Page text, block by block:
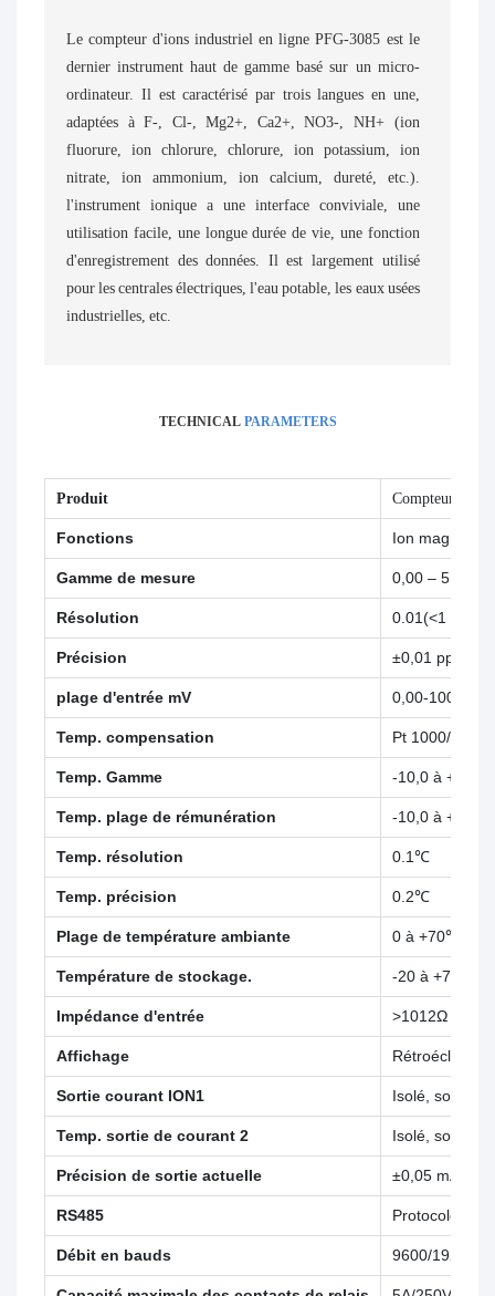
Le compteur d'ions industriel en ligne PFG-3085 est le
dernier instrument haut de gamme basé sur un micro-
ordinateur. Il est caractérisé par trois langues en une,
adaptées à F-, Cl-, Mg2+, Ca2+, NO3-, NH+ (ion
fluorure, ion chlorure, chlorure, ion potassium, ion
nitrate, ion ammonium, ion calcium, dureté, etc.).
l'instrument ionique a une interface conviviale, une
utilisation facile, une longue durée de vie, une fonction
d'enregistrement des données. Il est largement utilisé
pour les centrales électriques, l'eau potable, les eaux usées
industrielles, etc.
TECHNICAL PARAMETERS
Produit Compteur
Fonctions Ion
Gamme de mesure 0,00 – 5 000
Résolution 0.01(<1
Précision ±0,01
plage d'entrée mV 0,00-
Temp. compensation Pt 1000/
Temp. Gamme -10,0 à
Temp. plage de rémunération -10,0 à
Temp. résolution 0.1℃
Temp. précision 0.2℃
Plage de température ambiante 0 à +70℃
Température de stockage. -20 à +70℃
Impédance d'entrée >1012Ω
Affichage
Sortie courant ION1 Isolé, sortie 4
Temp. sortie de courant 2 Isolé, sortie 4
Précision de sortie actuelle ±0,05 mA
RS485 Protocole
Débit en bauds 9600/19200/